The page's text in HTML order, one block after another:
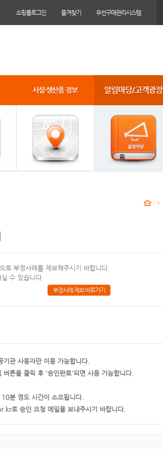
쇼핑몰로그인 즐겨찾기 우선구매관리시스템
시설·생산품 정보 알림마당/고객광장
로 부정사례를 제보해주시기 바랍니다.
수 있습니다.
부정사례 제보 바로가기
기관 사용자만 이용 가능합니다.
버튼을 클릭 후 '승인완료'되면 사용 가능합니다.
분 정도 시간이 소요됩니다.
로 승인 요청 메일을 보내주시기 바랍니다.